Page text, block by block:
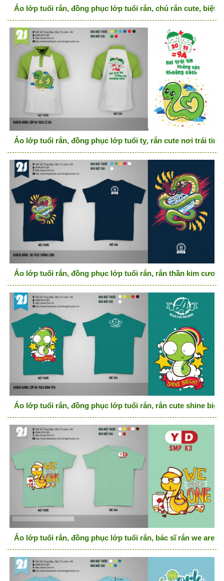
Áo lớp tuổi rắn, đồng phục lớp tuổi rắn, chú rắn cute, biệt
Áo lớp tuổi rắn, đồng phục lớp tuổi tỵ, rắn cute nơi trái tim
Áo lớp tuổi rắn, đồng phục lớp tuổi rắn, rắn thần kim
Áo lớp tuổi rắn, đồng phục lớp tuổi rắn, rắn cute shine
Áo lớp tuổi rắn, đồng phục lớp tuổi rắn, bác sĩ rắn we are